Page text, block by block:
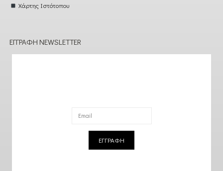
Χάρτης Ιστότοπου
ΕΓΓΡΑΦΉ NEWSLETTER
ΕΓΓΡΑΦΗ